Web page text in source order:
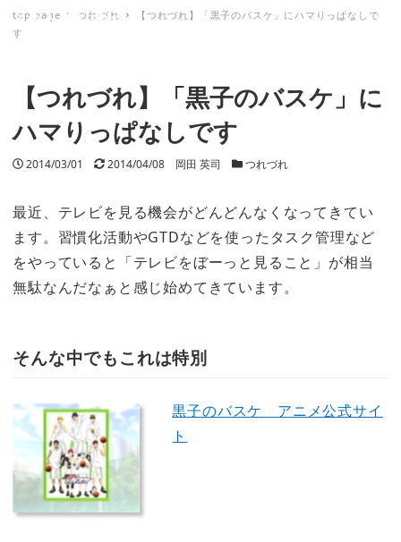
ミナトノキズナ
top page つれづれ
【つれづれ】「黒子のバスケ」にハマりっぱなしで
す
【つれづれ】「黒子のバスケ」に
ハマりっぱなしです
投稿日
2014/03/01 更新日
2014/04/08 著者
岡田 英司 カテゴリー
つれづれ
最近、テレビを見る機会がどんどんなくなってきてい
ます。習慣化活動やGTDなどを使ったタスク管理など
をやっていると「テレビをぼーっと見ること」が相当
無駄なんだなぁと感じ始めてきています。
そんな中でもこれは特別
黒子のバスケ アニメ公式サイ
ト